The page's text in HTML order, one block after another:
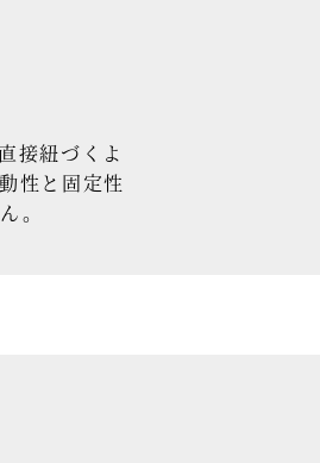
接紐づくよ
性と固定性
。